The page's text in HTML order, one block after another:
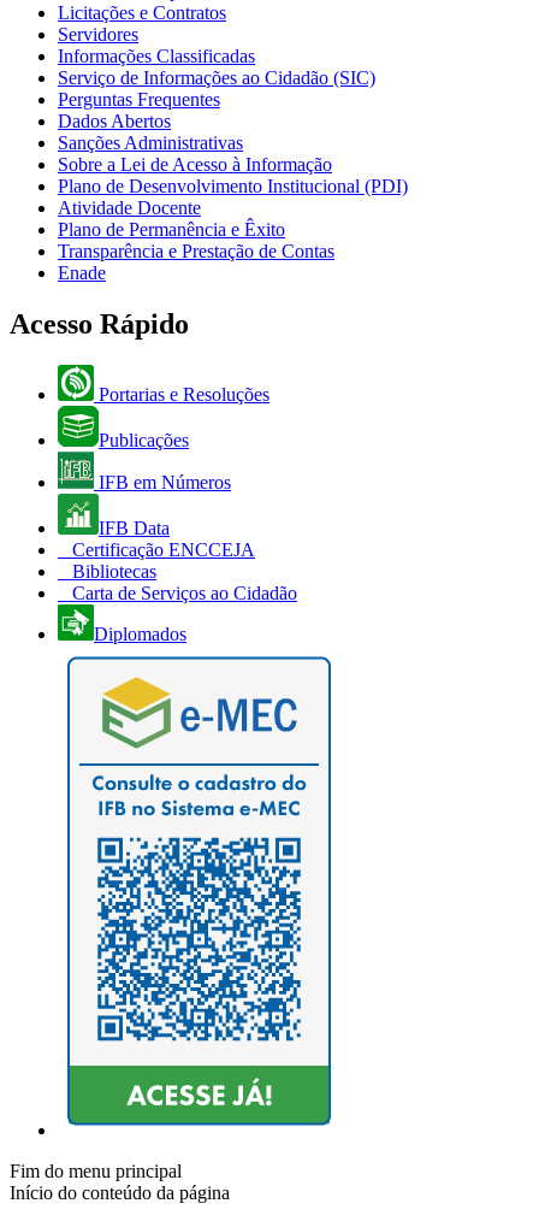
Licitações e Contratos
Servidores
Informações Classificadas
Serviço de Informações ao Cidadão (SIC)
Perguntas Frequentes
Dados Abertos
Sanções Administrativas
Sobre a Lei de Acesso à Informação
Plano de Desenvolvimento Institucional (PDI)
Atividade Docente
Plano de Permanência e Êxito
Transparência e Prestação de Contas
Enade
Acesso Rápido
Portarias e Resoluções
Publicações
IFB em Números
IFB Data
Certificação ENCCEJA
Bibliotecas
Carta de Serviços ao Cidadão
Diplomados
Fim do menu principal
Início do conteúdo da página